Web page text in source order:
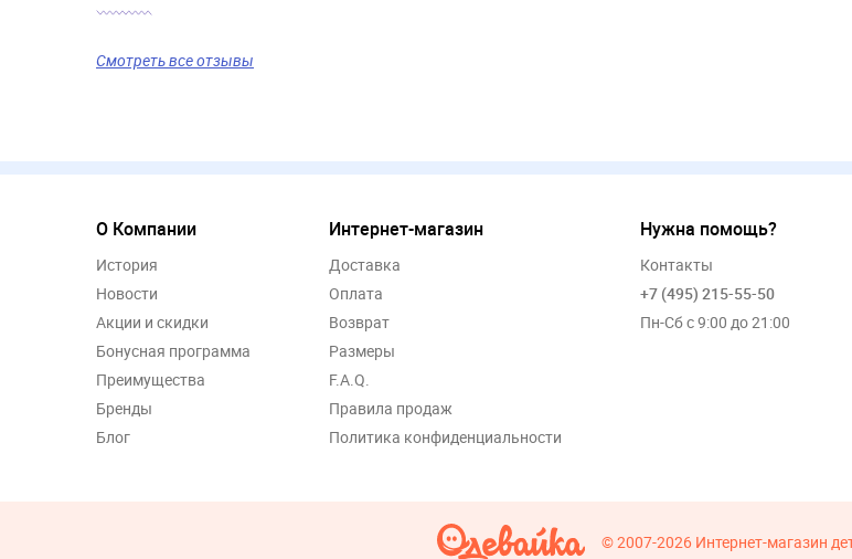
Смотреть все отзывы
О Компании
История
Новости
Акции и скидки
Бонусная программа
Преимущества
Бренды
Блог
Интернет-магазин
Доставка
Оплата
Возврат
Размеры
F.A.Q.
Правила продаж
Политика конфиденциальности
Нужна помощь?
Контакты
+7 (495) 215-55-50
Пн-Сб с 9:00 до 21:00
© 2007-2026 Интернет-магазин